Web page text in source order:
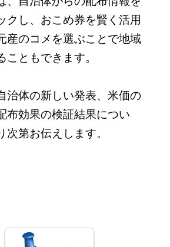
クし、おこめ券を賢く活用
産のコメを選ぶことで地域
こともできます。
治体の新しい発表、米価の
布効果の検証結果につい
次第お伝えします。